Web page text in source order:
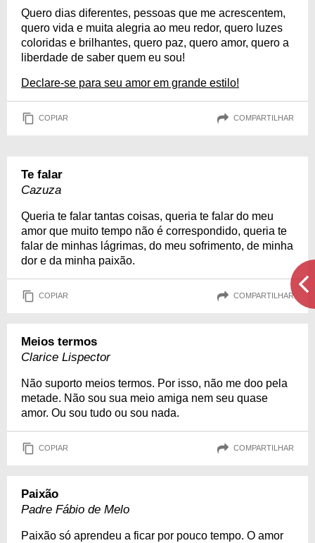
Quero dias diferentes, pessoas que me acrescentem,
quero vida e muita alegria ao meu redor, quero luzes
coloridas e brilhantes, quero paz, quero amor, quero a
liberdade de saber quem eu sou!
Declare-se para seu amor em grande estilo!
COPIAR COMPARTILHAR
Te falar
Cazuza
Queria te falar tantas coisas, queria te falar do meu
amor que muito tempo não é correspondido, queria te
falar de minhas lágrimas, do meu sofrimento, de minha
dor e da minha paixão.
COPIAR COMPARTILHAR
Meios termos
Clarice Lispector
Não suporto meios termos. Por isso, não me doo pela
metade. Não sou sua meio amiga nem seu quase
amor. Ou sou tudo ou sou nada.
COPIAR COMPARTILHAR
Paixão
Padre Fábio de Melo
Paixão só aprendeu a ficar por pouco tempo. O amor